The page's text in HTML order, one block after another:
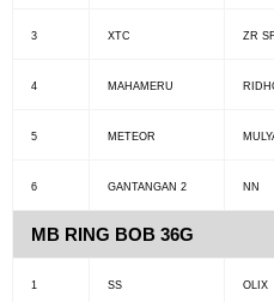
3 XTC ZR
4 MAHAMERU
5 METEOR
6 GANTANGAN 2 NN
MB RING BOB 36G
1 SS OLIX